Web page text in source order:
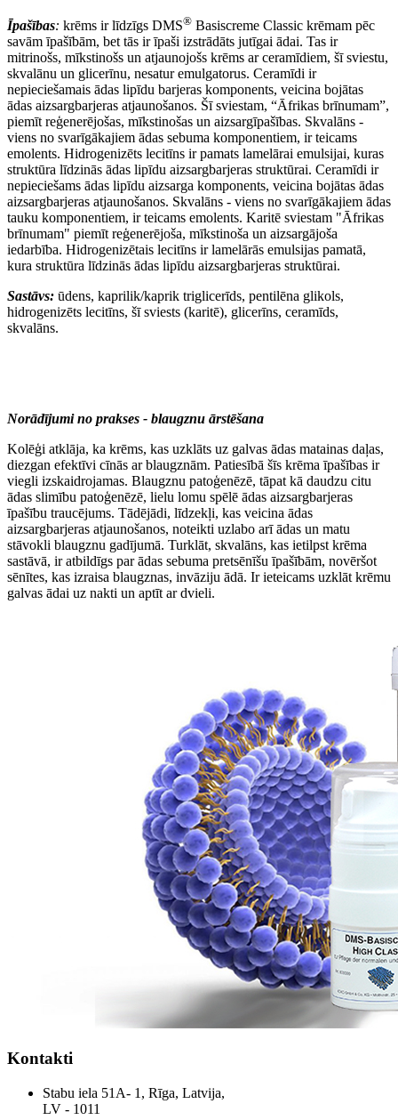
Īpašības: krēms ir līdzīgs DMS® Basiscreme Classic krēmam pēc
savām īpašībām, bet tās ir īpaši izstrādāts jutīgai ādai. Tas ir
mitrinošs, mīkstinošs un atjaunojošs krēms ar ceramīdiem, šī sviestu,
skvalānu un glicerīnu, nesatur emulgatorus. Ceramīdi ir
nepieciešamais ādas lipīdu barjeras komponents, veicina bojātas
ādas aizsargbarjeras atjaunošanos. Šī sviestam, “Āfrikas brīnumam”,
piemīt reģenerējošas, mīkstinošas un aizsargīpašības. Skvalāns -
viens no svarīgākajiem ādas sebuma komponentiem, ir teicams
emolents. Hidrogenizēts lecitīns ir pamats lamelārai emulsijai, kuras
struktūra līdzinās ādas lipīdu aizsargbarjeras struktūrai. Ceramīdi ir
nepieciešams ādas lipīdu aizsarga komponents, veicina bojātas ādas
aizsargbarjeras atjaunošanos. Skvalāns - viens no svarīgākajiem ādas
tauku komponentiem, ir teicams emolents. Karitē sviestam "Āfrikas
brīnumam" piemīt reģenerējoša, mīkstinoša un aizsargājoša
iedarbība. Hidrogenizētais lecitīns ir lamelārās emulsijas pamatā,
kura struktūra līdzinās ādas lipīdu aizsargbarjeras struktūrai.
Sastāvs: ūdens, kaprilik/kaprik triglicerīds, pentilēna glikols,
hidrogenizēts lecitīns, šī sviests (karitē), glicerīns, ceramīds,
skvalāns.
Norādījumi no prakses - blaugznu ārstēšana
Kolēģi atklāja, ka krēms, kas uzklāts uz galvas ādas matainas daļas,
diezgan efektīvi cīnās ar blaugznām. Patiesībā šīs krēma īpašības ir
viegli izskaidrojamas. Blaugznu patoģenēzē, tāpat kā daudzu citu
ādas slimību patoģenēzē, lielu lomu spēlē ādas aizsargbarjeras
īpašību traucējums. Tādējādi, līdzekļi, kas veicina ādas
aizsargbarjeras atjaunošanos, noteikti uzlabo arī ādas un matu
stāvokli blaugznu gadījumā. Turklāt, skvalāns, kas ietilpst krēma
sastāvā, ir atbildīgs par ādas sebuma pretsēnīšu īpašībām, novēršot
sēnītes, kas izraisa blaugznas, invāziju ādā. Ir ieteicams uzklāt krēmu
galvas ādai uz nakti un aptīt ar dvieli.
Kontakti
Stabu iela 51A- 1, Rīga, Latvija,
LV - 1011